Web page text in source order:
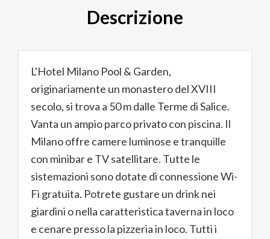
Descrizione
L'Hotel Milano Pool & Garden,
originariamente un monastero del XVIII
secolo, si trova a 50 m dalle Terme di Salice.
Vanta un ampio parco privato con piscina. Il
Milano offre camere luminose e tranquille
con minibar e TV satellitare. Tutte le
sistemazioni sono dotate di connessione Wi-
Fi gratuita. Potrete gustare un drink nei
giardini o nella caratteristica taverna in loco
e cenare presso la pizzeria in loco. Tutti i